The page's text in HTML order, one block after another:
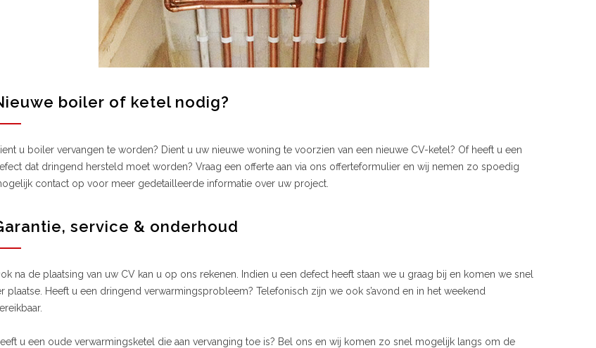
boiler of ketel nodig?
u boiler vervangen te worden? Dient u uw nieuwe woning te voorzien van een nieuwe CV-ketel? Of heeft u een
dat dringend hersteld moet worden? Vraag een offerte aan via ons offerteformulier en wij nemen zo spoedig
contact op voor meer gedetailleerde informatie over uw project.
service & onderhoud
na de plaatsing van uw CV kan u op ons rekenen. Indien u een defect heeft staan we u graag bij en komen we snel
plaatse. Heeft u een dringend verwarmingsprobleem? Telefonisch zijn we ook s’avond en in het weekend
u een oude verwarmingsketel die aan vervanging toe is? Bel ons en wij komen zo snel mogelijk langs om de